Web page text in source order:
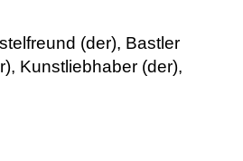
(der), Bastler
Kunstliebhaber (der),